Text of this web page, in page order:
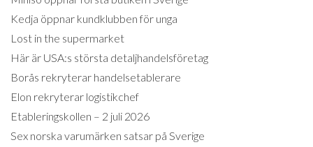
Kedja öppnar kundklubben för unga
Lost in the supermarket
Här är USA:s största detaljhandelsföretag
Borås rekryterar handelsetablerare
Elon rekryterar logistikchef
Etableringskollen – 2 juli 2026
Sex norska varumärken satsar på Sverige